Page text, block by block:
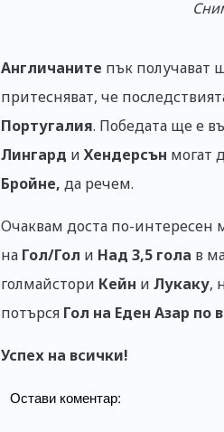
Англичаните пък получават
притесняват, че
Португалия. Победата ще е
Лингард иХендерсън могат
Бройне, да речем.
Очаквам доста по-интересен
на Гол/Гол и Над 3,5 гола в
голмайстори Кейн и Лукаку,
потърся Гол на Еден Азар по
Успех на всички!
Остави коментар: